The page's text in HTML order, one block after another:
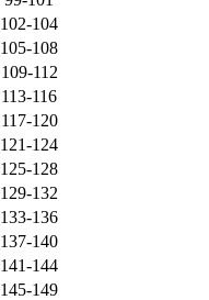
102-104
105-108
109-112
113-116
117-120
121-124
125-128
129-132
133-136
137-140
141-144
145-149